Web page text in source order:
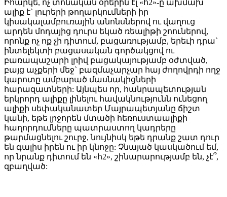
Իհարկե, ոչ տոնական օրերին էլ «հ2»-ը ախմախ
ալիք է` լուրերի թողարկումների իր
կիսակալամբուռային անոնսներով ու վաղուց
արդեն մոդայից դուրս եկած ռեալիթի շոուներով,
որոնք ոչ ոք չի դիտում, բացառությամբ, երեւի դրա`
ինտելեկտի բացասական գործակցով ու
բառապաշարի լրիվ բացակայությամբ օժտված,
բայց աչքերի մեջ` բազմաչարչար հայ ժողովրդի ողջ
կարոտը ամբարած մասնակիցների
հարազատների: Այնպես որ, հանրապետության
երկրորդ ալիքը լինելու հավակնությունն ունեցող
ալիքի սեփականատեր Մայրապետյանը ճիշտ
կանի, եթե լրջորեն մտածի հեռուստաալիքի
հաղորդումները պատրաստող կադրերը
թարմացնելու շուրջ, նույնիսկ եթե դրանք շատ դուր
են գալիս իրեն ու իր կնոջը: Չնայած կասկածում եմ,
որ նրանք դիտում են «հ2», շինարարությամբ են, չէ՞,
զբաղված: